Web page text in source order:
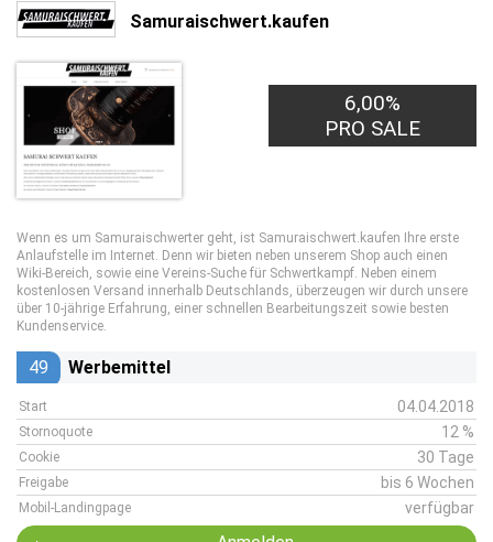
Samuraischwert.kaufen
6,00%
PRO SALE
Wenn es um Samuraischwerter geht, ist Samuraischwert.kaufen Ihre erste
Anlaufstelle im Internet. Denn wir bieten neben unserem Shop auch einen
Wiki-Bereich, sowie eine Vereins-Suche für Schwertkampf. Neben einem
kostenlosen Versand innerhalb Deutschlands, überzeugen wir durch unsere
über 10-jährige Erfahrung, einer schnellen Bearbeitungszeit sowie besten
Kundenservice.
49 Werbemittel
Start 04.04.2018
Stornoquote 12 %
Cookie 30 Tage
Freigabe bis 6 Wochen
Mobil-Landingpage verfügbar